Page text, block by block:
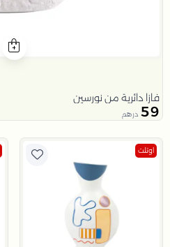
فازا دائرية من نورسين
59 درهم
اوتلت